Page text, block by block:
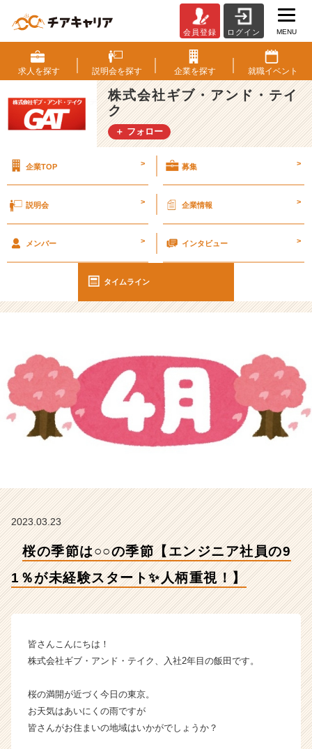
の
季
節
は
○
○
の
【エ
ニ
の
9
1％
経
験
タ
ー
✨
重
会
社
ギ
の
タ
イ
会員登録 ログイン MENU
求人を探す 説明会を探す 企業を探す 就職イベント
株式会社ギブ・アンド・テイ
ク
＋ フォロー
企業TOP > 募集 >
説明会 > 企業情報 >
メンバー > インタビュー >
タイムライン
2023.03.23
桜の季節は○○の季節【エンジニア社員の9
1％が未経験スタート✨人柄重視！】
皆さんこんにちは！
株式会社ギブ・アンド・テイク、入社2年目の飯田です。
桜の満開が近づく今日の東京。
お天気はあいにくの雨ですが
皆さんがお住まいの地域はいかがでしょうか？